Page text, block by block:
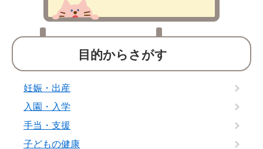
目的からさがす
妊娠・出産
入園・入学
手当・支援
子どもの健康